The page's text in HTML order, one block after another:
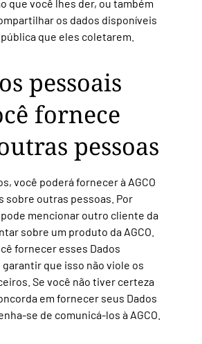
que você lhes der, ou também
os dados disponíveis
que eles coletarem.
pessoais
fornece
pessoas
você poderá fornecer à AGCO
sobre outras pessoas. Por
mencionar outro cliente da
sobre um produto da AGCO.
fornecer esses Dados
garantir que isso não viole os
Se você não tiver certeza
em fornecer seus Dados
se de comunicá-los à AGCO.